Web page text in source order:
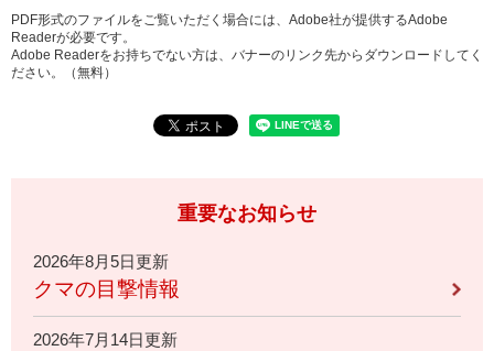
PDF形式のファイルをご覧いただく場合には、Adobe社が提供するAdobe
Readerが必要です。
Adobe Readerをお持ちでない方は、バナーのリンク先からダウンロードしてく
ださい。（無料）
重要なお知らせ
2026年8月5日更新
クマの目撃情報
2026年7月14日更新